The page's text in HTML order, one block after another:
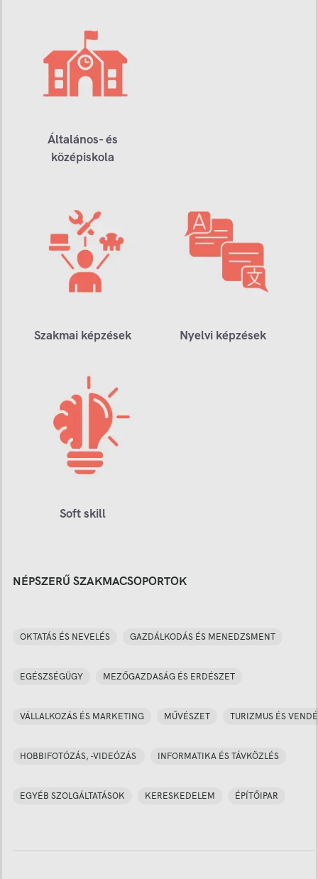
Általános- és
középiskola
Szakmai képzések Nyelvi képzések
Soft skill
NÉPSZERŰ SZAKMACSOPORTOK
OKTATÁS ÉS NEVELÉS GAZDÁLKODÁS ÉS MENEDZSMENT
EGÉSZSÉGÜGY MEZŐGAZDASÁG ÉS ERDÉSZET
VÁLLALKOZÁS ÉS MARKETING MŰVÉSZET TURIZMUS ÉS
HOBBIFOTÓZÁS, -VIDEÓZÁS INFORMATIKA ÉS TÁVKÖZLÉS
EGYÉB SZOLGÁLTATÁSOK KERESKEDELEM ÉPÍTŐIPAR